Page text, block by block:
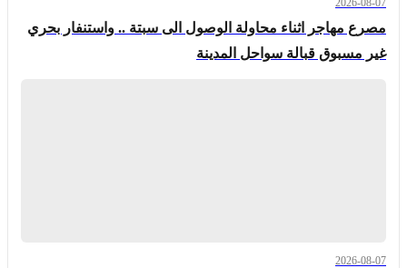
2026-08-07
مصرع مهاجر اثناء محاولة الوصول الى سبتة .. واستنفار بحري
غير مسبوق قبالة سواحل المدينة
2026-08-07